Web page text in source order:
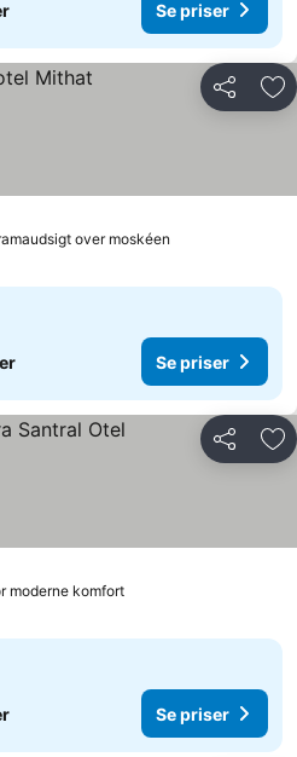
Se priser
Del
over moskéen
Se priser
Del
moderne komfort
Se priser